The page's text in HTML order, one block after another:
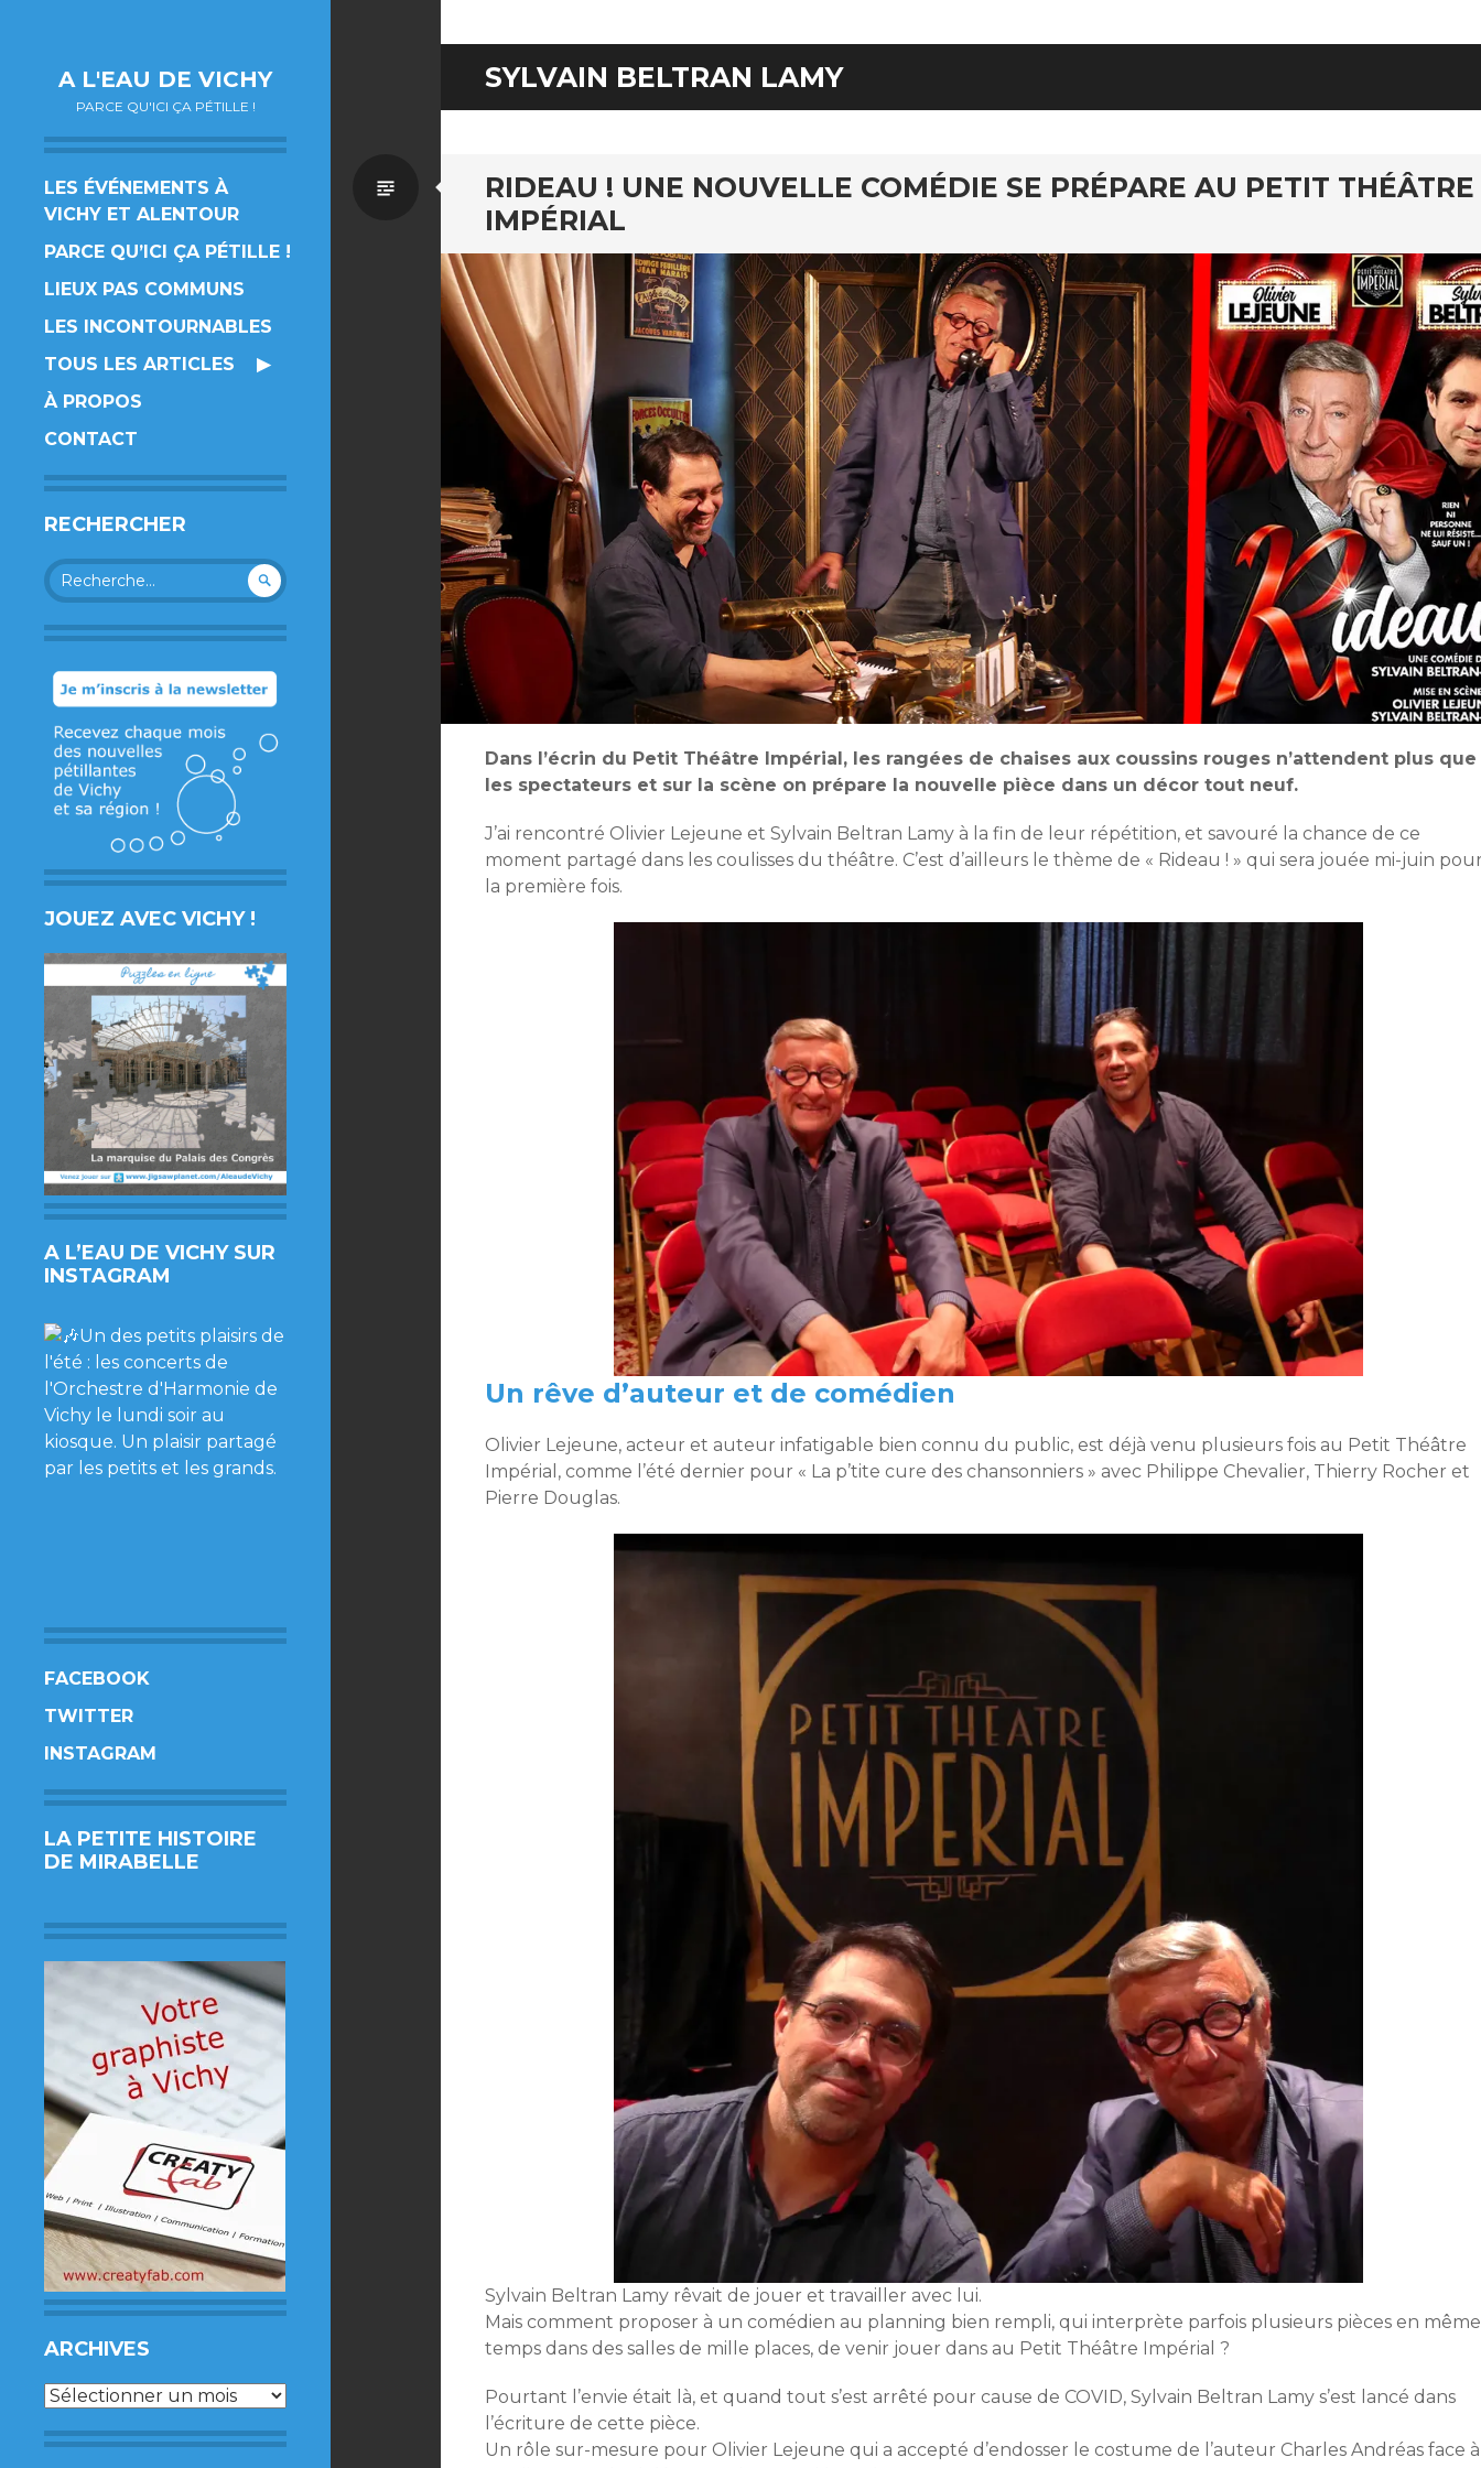
A L'EAU DE VICHY
PARCE QU'ICI ÇA PÉTILLE !
LES ÉVÉNEMENTS À
VICHY ET ALENTOUR
PARCE QU’ICI ÇA PÉTILLE !
LIEUX PAS COMMUNS
LES INCONTOURNABLES
TOUS LES ARTICLES
À PROPOS
CONTACT
RECHERCHER
Rechercher :
JOUEZ AVEC VICHY !
A L’EAU DE VICHY SUR
INSTAGRAM
FACEBOOK
TWITTER
INSTAGRAM
LA PETITE HISTOIRE
DE MIRABELLE
ARCHIVES
Archives
SYLVAIN BELTRAN LAMY
RIDEAU ! UNE NOUVELLE COMÉDIE SE PRÉPARE AU PETIT THÉÂTRE
IMPÉRIAL
Par
défaut
Dans l’écrin du Petit Théâtre Impérial, les rangées de chaises aux coussins rouges n’attendent plus que
les spectateurs et sur la scène on prépare la nouvelle pièce dans un décor tout neuf.
J’ai rencontré Olivier Lejeune et Sylvain Beltran Lamy à la fin de leur répétition, et savouré la chance de ce
moment partagé dans les coulisses du théâtre. C’est d’ailleurs le thème de « Rideau ! » qui sera jouée mi-juin
la première fois.
Un rêve d’auteur et de comédien
Olivier Lejeune, acteur et auteur infatigable bien connu du public, est déjà venu plusieurs fois au Petit Théâtre
Impérial, comme l’été dernier pour « La p’tite cure des chansonniers » avec Philippe Chevalier, Thierry Rocher et
Pierre Douglas.
Sylvain Beltran Lamy rêvait de jouer et travailler avec lui.
Mais comment proposer à un comédien au planning bien rempli, qui interprète parfois plusieurs pièces en même
temps dans des salles de mille places, de venir jouer dans au Petit Théâtre Impérial ?
Pourtant l’envie était là, et quand tout s’est arrêté pour cause de COVID, Sylvain Beltran Lamy s’est lancé dans
l’écriture de cette pièce.
Un rôle sur-mesure pour Olivier Lejeune qui a accepté d’endosser le costume de l’auteur Charles Andréas face à